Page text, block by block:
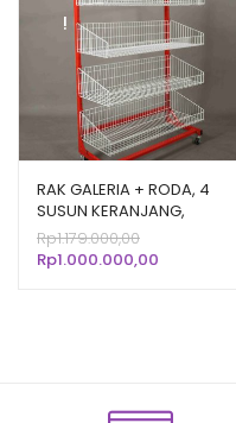
!
RAK GALERIA + RODA, 4
SUSUN KERANJANG,
UKURAN 91x40x131cm | RAK
DISPLAY TOKO MINIMARKET
/ WARUNG KELONTONG
Rp1.179.000,00
aslinya
Rp1.000.000,00